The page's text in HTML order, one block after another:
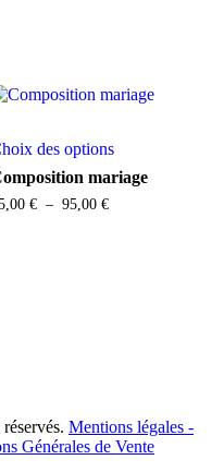
page
des optionsproduit
a
plusieurs
mariage
€ – 95,00 €Plage
Mentions légales -
Générales de Vente